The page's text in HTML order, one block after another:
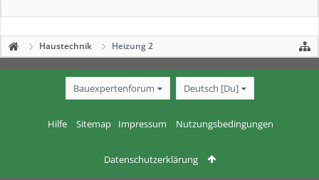
Haustechnik Heizung 2
Bauexpertenforum Deutsch [Du]
Hilfe Sitemap Impressum Nutzungsbedingungen
Datenschutzerklärung